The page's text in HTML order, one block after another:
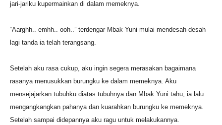
jari-jariku kupermainkan di dalam memeknya.
“Aarghh.. emhh.. ooh..” terdengar Mbak Yuni mulai mendesah-desah
lagi tanda ia telah terangsang.
Setelah aku rasa cukup, aku ingin segera merasakan bagaimana
rasanya menusukkan burungku ke dalam memeknya. Aku
mensejajarkan tubuhku diatas tubuhnya dan Mbak Yuni tahu, ia lalu
mengangkangkan pahanya dan kuarahkan burungku ke memeknya.
Setelah sampai didepannya aku ragu untuk melakukannya.